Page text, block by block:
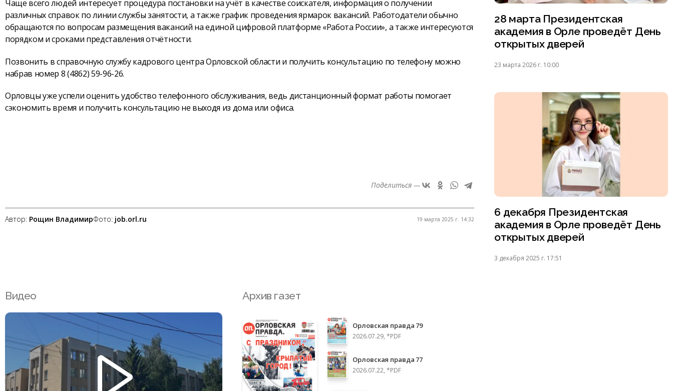
Чаще всего людей интересует процедура постановки на учёт в качестве соискателя, информация о получении
различных справок по линии службы занятости, а также график проведения ярмарок вакансий. Работодатели обычно
обращаются по вопросам размещения вакансий на единой цифровой платформе «Работа России», а также интересуются
порядком и сроками представления отчётности.
Позвонить в справочную службу кадрового центра Орловской области и получить консультацию по телефону можно
набрав номер 8 (4862) 59-96-26.
Орловцы уже успели оценить удобство телефонного обслуживания, ведь дистанционный формат работы помогает
сэкономить время и получить консультацию не выходя из дома или офиса.
Поделиться —
Автор: Рощин ВладимирФото: job.orl.ru 19 марта 2025 г. 14:32
28 марта Президентская
академия в Орле проведёт День
открытых дверей
23 марта 2026 г. 10:00
6 декабря Президентская
академия в Орле проведёт День
открытых дверей
3 декабря 2025 г. 17:51
Видео Архив газет
Орловская правда 79
2026.07.29, *PDF
Орловская правда 77
2026.07.22, *PDF